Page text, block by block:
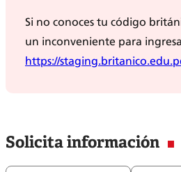
Si no conoces tu código
un inconveniente para
https://
Solicita información